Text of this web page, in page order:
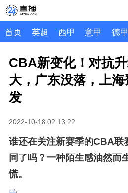
首页 英超 西甲 意甲 德甲
CBA新变化！对抗
大，广东没落，上
发
2022-10-18 02:13:22
谁还在关注新赛季的CBA联
同了吗？一种陌生感油然而
慌。